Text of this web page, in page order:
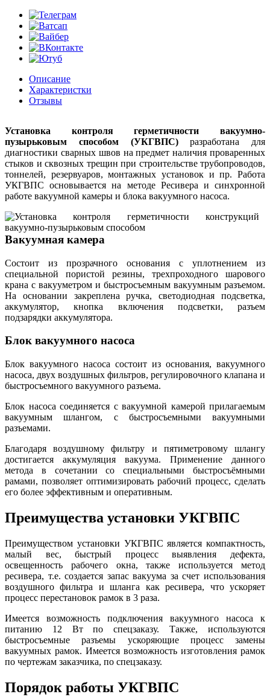
Описание
Характеристки
Отзывы
Установка контроля герметичности вакуумно-
пузырьковым способом (УКГВПС)разработана для
диагностики сварных швов на предмет наличия проваренных
стыков и сквозных трещин при строительстве трубопроводов,
тоннелей, резервуаров, монтажных установок и пр. Работа
УКГВПС основывается на методе Ресивера и синхронной
работе вакуумной камеры и блока вакуумного насоса.
Вакуумная камера
Состоит из прозрачного основания с уплотнением из
специальной пористой резины, трехпроходного шарового
крана с вакууметром и быстросъемным вакуумным разъемом.
На основании закреплена ручка, светодиодная подсветка,
аккумулятор, кнопка включения подсветки, разъем
подзарядки аккумулятора.
Блок вакуумного насоса
Блок вакуумного насоса состоит из основания, вакуумного
насоса, двух воздушных фильтров, регулировочного клапана и
быстросъемного вакуумного разъема.
Блок насоса соединяется с вакуумной камерой прилагаемым
вакуумным шлангом, с быстросъемными вакуумными
разъемами.
Благодаря воздушному фильтру и пятиметровому шлангу
достигается аккумуляция вакуума. Применение данного
метода в сочетании со специальными быстросъёмными
рамами, позволяет оптимизировать рабочий процесс, сделать
его более эффективным и оперативным.
Преимущества установки УКГВПС
Преимуществом установки УКГВПС является компактность,
малый вес, быстрый процесс выявления дефекта,
освещенность рабочего окна, также используется метод
ресивера, т.е. создается запас вакуума за счет использования
воздушного фильтра и шланга как ресивера, что ускоряет
процесс перестановок рамок в 3 раза.
Имеется возможность подключения вакуумного насоса к
питанию 12 Вт по спецзаказу. Также, используются
быстросъемные разъемы ускоряющие процесс замены
вакуумных рамок. Имеется возможность изготовления рамок
по чертежам заказчика, по спецзаказу.
Порядок работы УКГВПС